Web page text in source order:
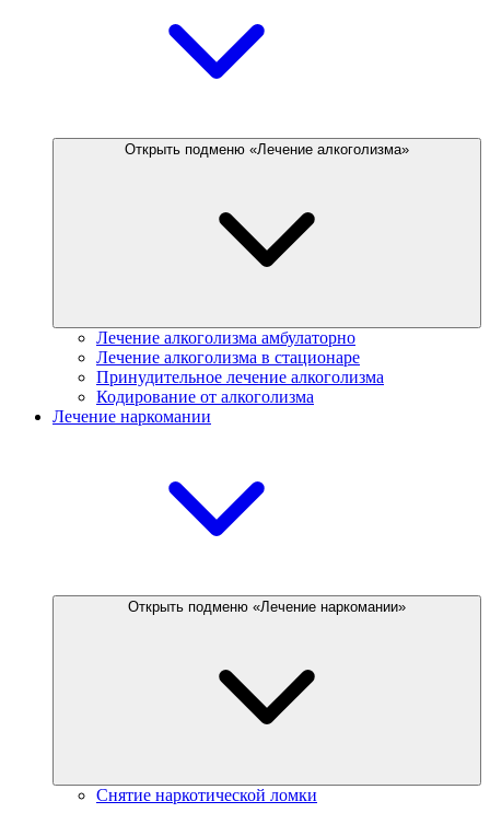
Открыть подменю «Лечение алкоголизма»
Лечение алкоголизма амбулаторно
Лечение алкоголизма в стационаре
Принудительное лечение алкоголизма
Кодирование от алкоголизма
Лечение наркомании
Открыть подменю «Лечение наркомании»
Снятие наркотической ломки